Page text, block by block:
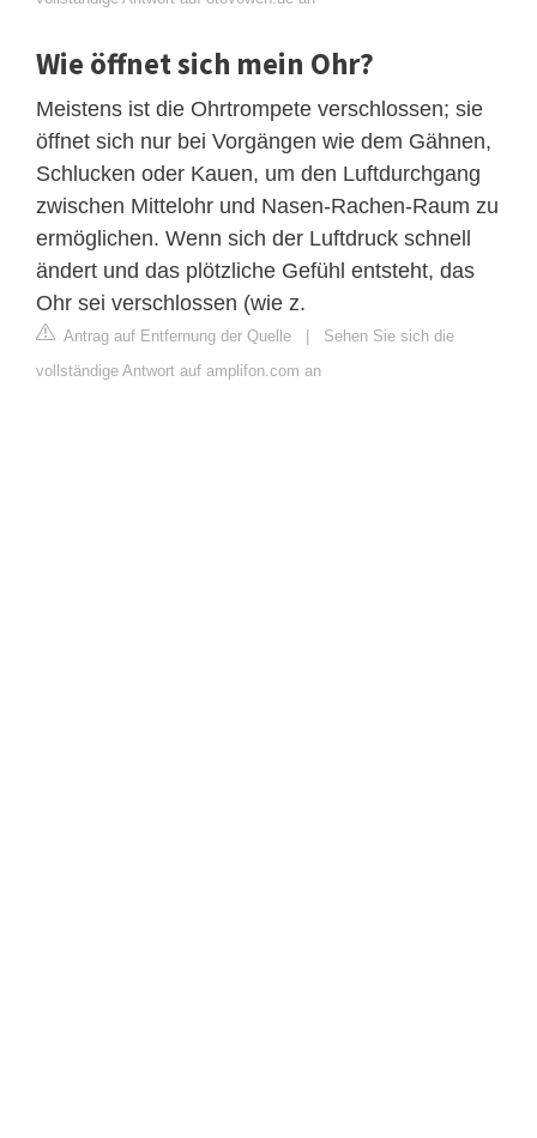
Wie öffnet sich mein Ohr?
Meistens ist die Ohrtrompete verschlossen; sie
öffnet sich nur bei Vorgängen wie dem Gähnen,
Schlucken oder Kauen, um den Luftdurchgang
zwischen Mittelohr und Nasen-Rachen-Raum zu
ermöglichen. Wenn sich der Luftdruck schnell
ändert und das plötzliche Gefühl entsteht, das
Ohr sei verschlossen (wie z.
Antrag auf Entfernung der Quelle | Sehen Sie sich die
vollständige Antwort auf amplifon.com an